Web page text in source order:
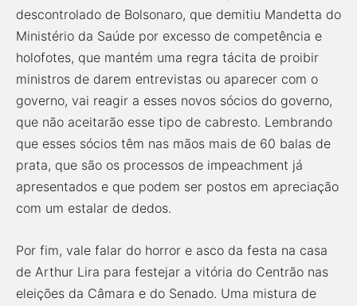
descontrolado de Bolsonaro, que demitiu Mandetta do
Ministério da Saúde por excesso de competência e
holofotes, que mantém uma regra tácita de proibir
ministros de darem entrevistas ou aparecer com o
governo, vai reagir a esses novos sócios do governo,
que não aceitarão esse tipo de cabresto. Lembrando
que esses sócios têm nas mãos mais de 60 balas de
prata, que são os processos de impeachment já
apresentados e que podem ser postos em apreciação
com um estalar de dedos.
Por fim, vale falar do horror e asco da festa na casa
de Arthur Lira para festejar a vitória do Centrão nas
eleições da Câmara e do Senado. Uma mistura de